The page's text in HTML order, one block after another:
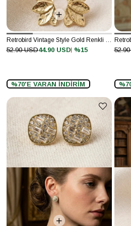
Retrobird Vintage Style Gold Renkli Küpe
%15
44.90 USD
52.90 USD
%70'E VARAN İNDİRİM